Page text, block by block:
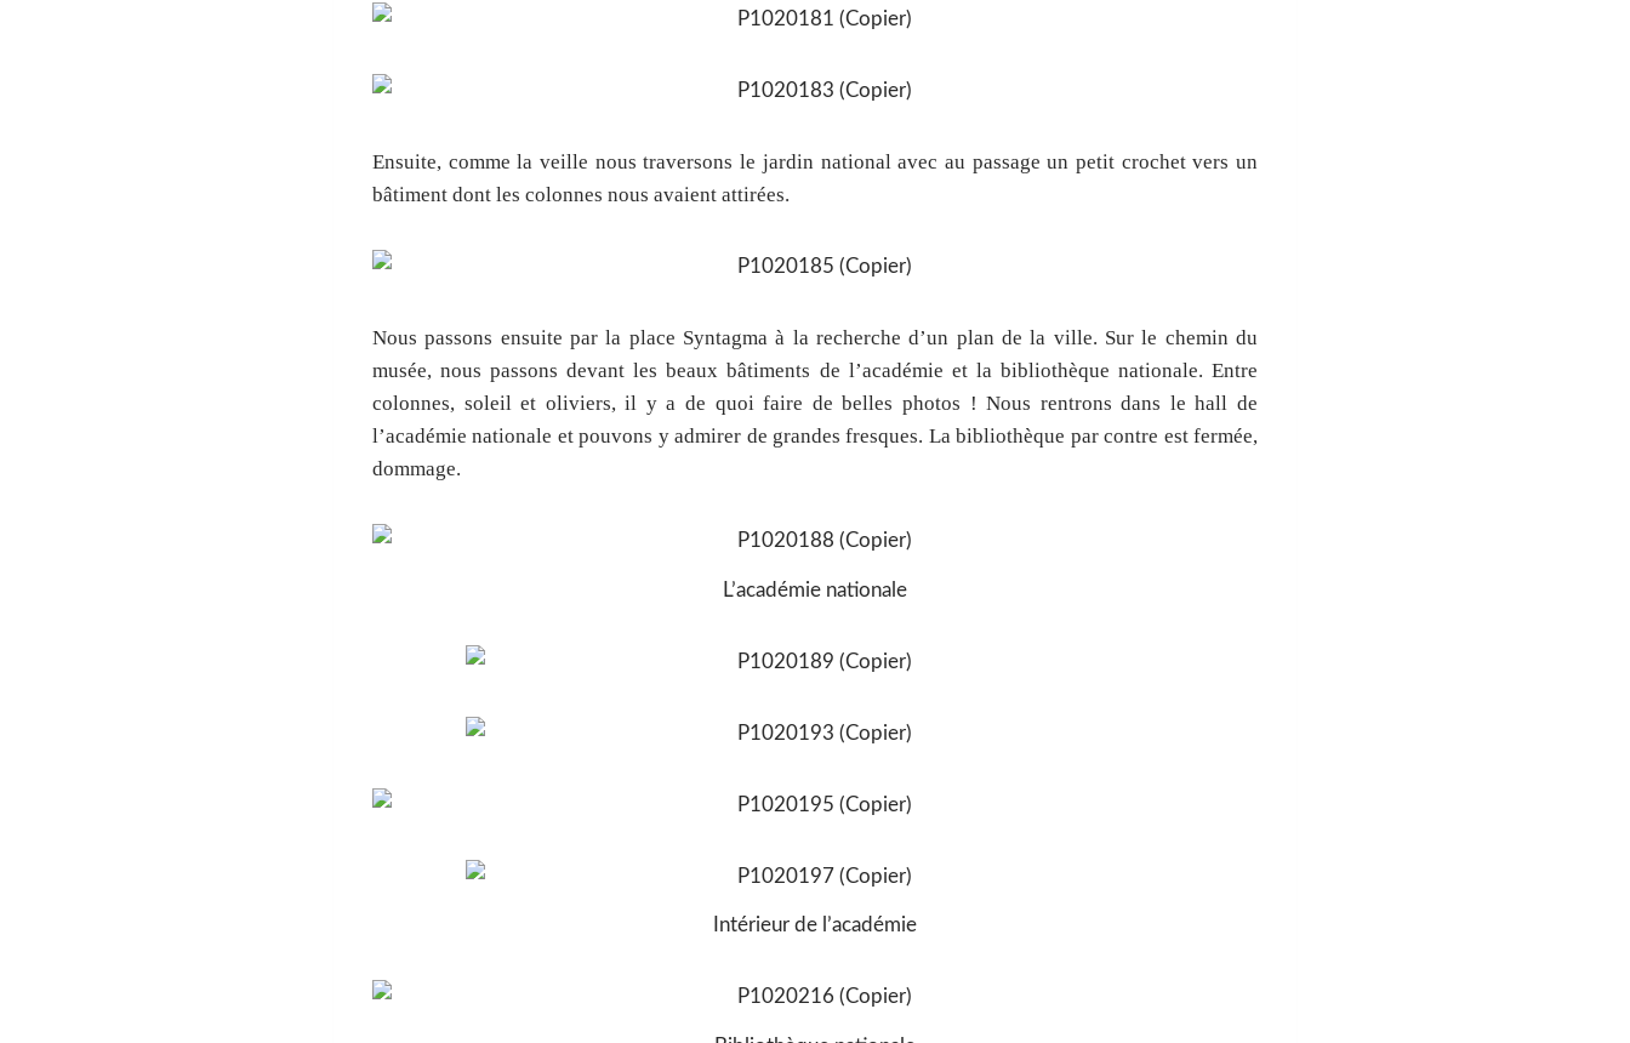
Ensuite, comme la veille nous traversons le jardin national avec au passage un petit crochet vers un
bâtiment dont les colonnes nous avaient attirées.
Nous passons ensuite par la place Syntagma à la recherche d’un plan de la ville. Sur le chemin du
musée, nous passons devant les beaux bâtiments de l’académie et la bibliothèque nationale. Entre
colonnes, soleil et oliviers, il y a de quoi faire de belles photos ! Nous rentrons dans le hall de
l’académie nationale et pouvons y admirer de grandes fresques. La bibliothèque par contre est fermée,
dommage.
L’académie nationale
Intérieur de l’académie